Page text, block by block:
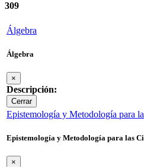
309
Álgebra
Álgebra
×
Descripción:
Cerrar
Epistemología y Metodología para
Epistemología y Metodología para las
×